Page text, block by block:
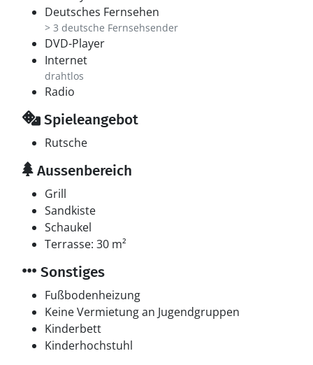
Deutsches Fernsehen
> 3 deutsche Fernsehsender
DVD-Player
Internet
drahtlos
Radio
Spieleangebot
Rutsche
Aussenbereich
Grill
Sandkiste
Schaukel
Terrasse: 30 m²
Sonstiges
Fußbodenheizung
Keine Vermietung an Jugendgruppen
Kinderbett
Kinderhochstuhl